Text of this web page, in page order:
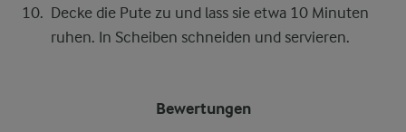
Decke die Pute zu und lass sie etwa 10 Minuten
ruhen. In Scheiben schneiden und servieren.
Bewertungen